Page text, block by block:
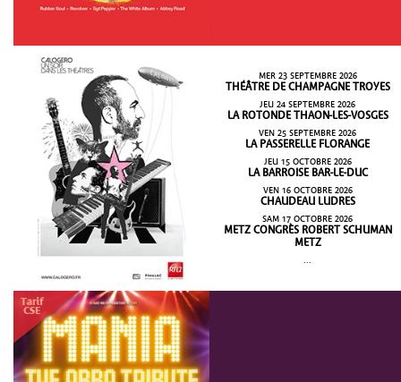
MER 23 SEPTEMBRE 2026
THÉÂTRE DE CHAMPAGNE TROYES
JEU 24 SEPTEMBRE 2026
LA ROTONDE THAON-LES-VOSGES
VEN 25 SEPTEMBRE 2026
LA PASSERELLE FLORANGE
JEU 15 OCTOBRE 2026
LA BARROISE BAR-LE-DUC
VEN 16 OCTOBRE 2026
CHAUDEAU LUDRES
SAM 17 OCTOBRE 2026
METZ CONGRÈS ROBERT SCHUMAN
METZ